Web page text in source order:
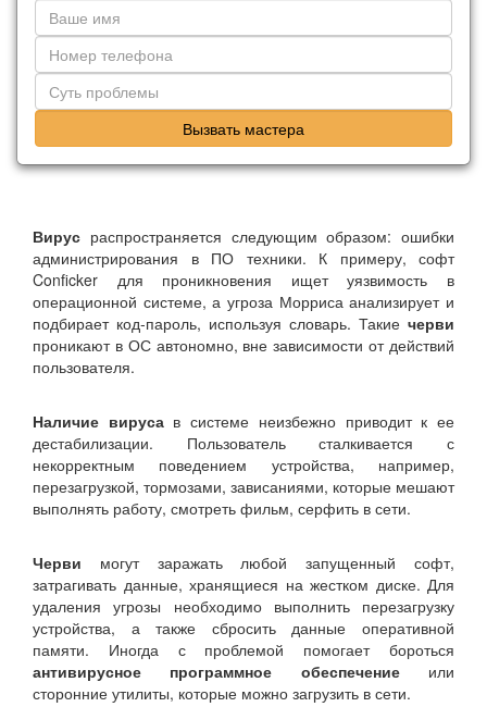
Вызвать мастера
Вирус распространяется следующим образом: ошибки
администрирования в ПО техники. К примеру, софт
Conficker для проникновения ищет уязвимость в
операционной системе, а угроза Морриса анализирует и
подбирает код-пароль, используя словарь. Такие черви
проникают в ОС автономно, вне зависимости от действий
пользователя.
Наличие вирусав системе неизбежно приводит к ее
дестабилизации. Пользователь сталкивается с
некорректным поведением устройства, например,
перезагрузкой, тормозами, зависаниями, которые мешают
выполнять работу, смотреть фильм, серфить в сети.
Черви могут заражать любой запущенный софт,
затрагивать данные, хранящиеся на жестком диске. Для
удаления угрозы необходимо выполнить перезагрузку
устройства, а также сбросить данные оперативной
памяти. Иногда с проблемой помогает бороться
антивирусное программное обеспечениеили
сторонние утилиты, которые можно загрузить в сети.